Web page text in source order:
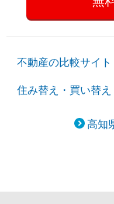
不動産の比較サイ
住み替え・買い替え
高知